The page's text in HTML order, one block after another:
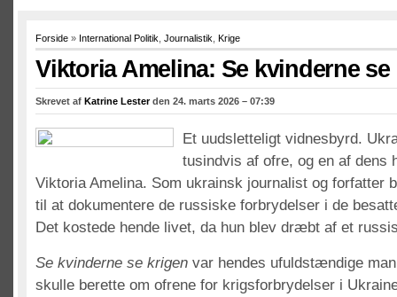
Forside » International Politik Journalistik Krige
Viktoria Amelina: Se kvinderne
Skrevet af Katrine Lesterden 24. marts 2026 – 07:39
Et uudsletteligt vidnesbyrd.
tusindvis af ofre, og en af dens
Viktoria Amelina. Som ukrainsk journalist og forfatter
til at dokumentere de russiske forbrydelser i de
Det kostede hende livet, da hun blev dræbt af et
Se kvinderne se krigen var hendes ufuldstændige
skulle berette om ofrene for krigsforbrydelser i